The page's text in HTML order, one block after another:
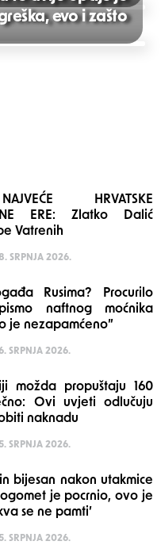
evo i zašto
HRVATSKE
ERE: Zlatko Dalić
Vatrenih
SRPNJA 2026.
Rusima? Procurilo
naftnog moćnika
je nezapamćeno”
SRPNJA 2026.
možda propuštaju 160
Ovi uvjeti odlučuju
naknadu
SRPNJA 2026.
bijesan nakon utakmice
je pocrnio, ovo je
se ne pamti’
SRPNJA 2026.